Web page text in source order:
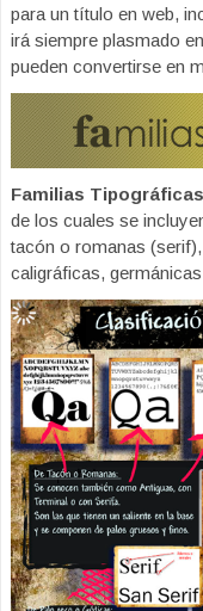
para un título en web,
irá siempre plasmado
pueden convertirse en
Familias
de los cuales se
tacón o romanas
caligráficas,